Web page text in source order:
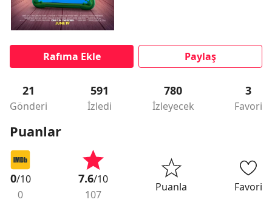
Rafıma Ekle Paylaş
21
Gönderi
591
İzledi
780
İzleyecek
3
Favori
Puanlar
0/10
0
7.6/10
107
Puanla Favori